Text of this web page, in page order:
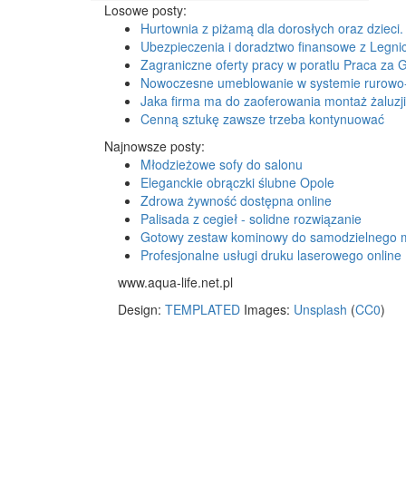
Losowe posty:
Hurtownia z piżamą dla dorosłych oraz dzieci.
Ubezpieczenia i doradztwo finansowe z
Zagraniczne oferty pracy w poratlu Praca za
Nowoczesne umeblowanie w systemie
Jaka firma ma do zaoferowania montaż żaluzji
Cenną sztukę zawsze trzeba kontynuować
Najnowsze posty:
Młodzieżowe sofy do salonu
Eleganckie obrączki ślubne Opole
Zdrowa żywność dostępna online
Palisada z cegieł - solidne rozwiązanie
Gotowy zestaw kominowy do samodzielnego
Profesjonalne usługi druku laserowego online
www.aqua-life.net.pl
Design: TEMPLATED Images: Unsplash (CC0)